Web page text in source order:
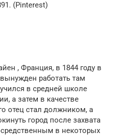
(Pinterest)
, Франция, в 1844 году в
работать там
в средней школе
а затем в качестве
отец стал должником, а
город после захвата
в некоторых